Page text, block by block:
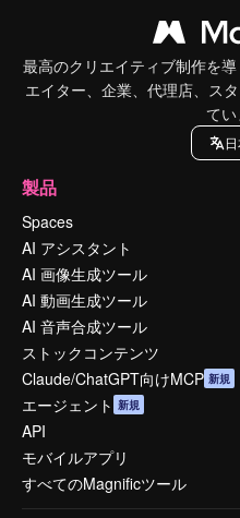
最高のクリエイティブ制作を
エイター、企業、代理店、ス
てい
製品
Spaces
AI アシスタント
AI 画像生成ツール
AI 動画生成ツール
AI 音声合成ツール
ストックコンテンツ
Claude/ChatGPT向けMCP 新規
エージェント 新規
API
モバイルアプリ
すべてのMagnificツール